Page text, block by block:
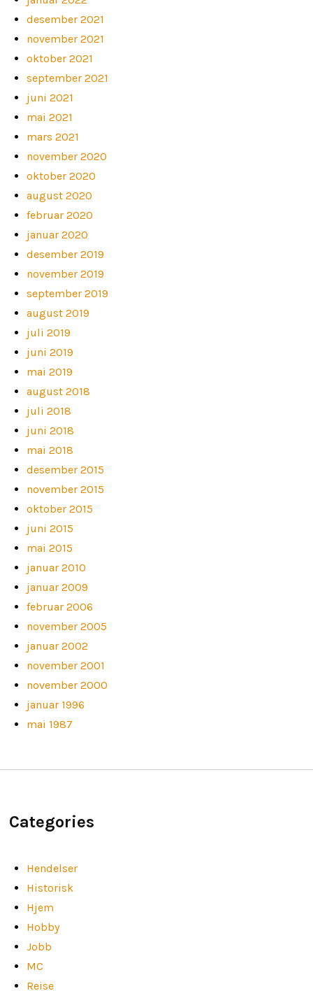
desember 2021
november 2021
oktober 2021
september 2021
juni 2021
mai 2021
mars 2021
november 2020
oktober 2020
august 2020
februar 2020
januar 2020
desember 2019
november 2019
september 2019
august 2019
juli 2019
juni 2019
mai 2019
august 2018
juli 2018
juni 2018
mai 2018
desember 2015
november 2015
oktober 2015
juni 2015
mai 2015
januar 2010
januar 2009
februar 2006
november 2005
januar 2002
november 2001
november 2000
januar 1996
mai 1987
Categories
Hendelser
Historisk
Hjem
Hobby
Jobb
MC
Reise